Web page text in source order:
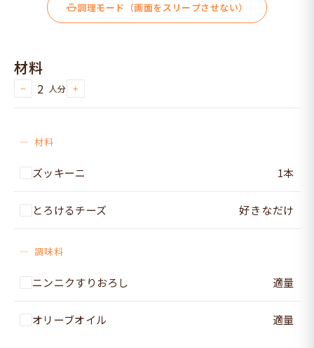
調理モード（画面をスリープさせない）
材料
− 2 人分 +
材料
ズッキーニ 1本
とろけるチーズ 好きなだけ
調味料
ニンニクすりおろし 適量
オリーブオイル 適量